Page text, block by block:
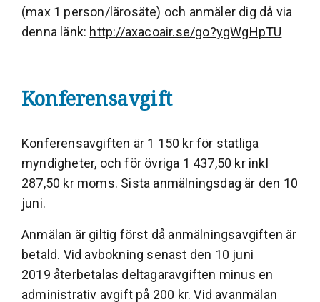
(max 1 person/lärosäte) och anmäler dig då via
denna länk: http://axacoair.se/go?ygWgHpTU
Konferensavgift
Konferensavgiften är 1 150 kr för statliga
myndigheter, och för övriga 1 437,50 kr inkl
287,50 kr moms. Sista anmälningsdag är den 10
juni.
Anmälan är giltig först då anmälningsavgiften är
betald. Vid avbokning senast den 10 juni
2019 återbetalas deltagaravgiften minus en
administrativ avgift på 200 kr. Vid avanmälan